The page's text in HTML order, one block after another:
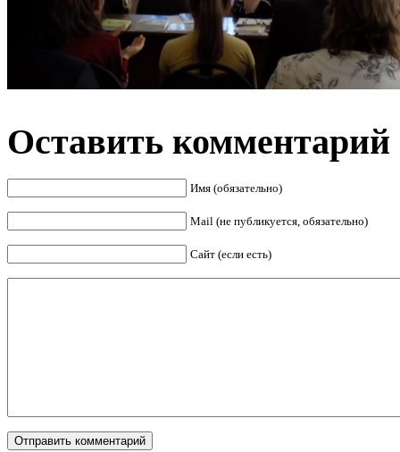
Оставить комментарий
Имя (обязательно)
Mail (не публикуется, обязательно)
Сайт (если есть)